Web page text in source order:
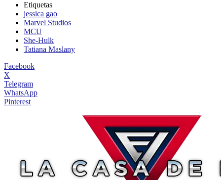
Etiquetas
jessica gao
Marvel Studios
MCU
She-Hulk
Tatiana Maslany
Facebook
X
Telegram
WhatsApp
Pinterest